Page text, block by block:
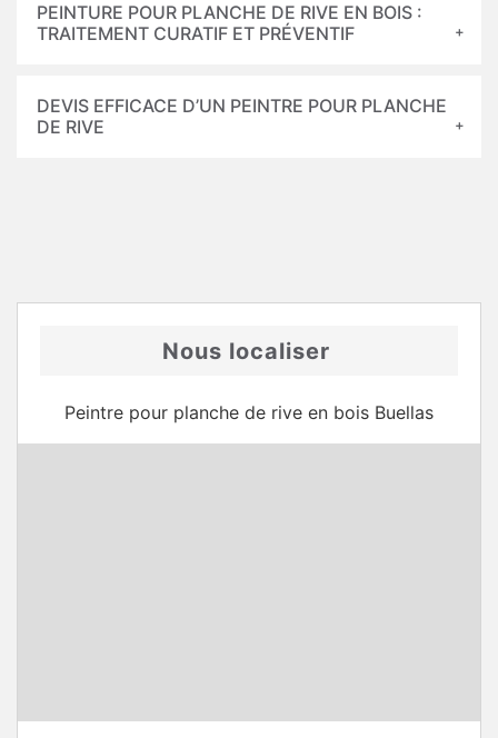
PEINTURE POUR PLANCHE DE RIVE EN BOIS :
TRAITEMENT CURATIF ET PRÉVENTIF
DEVIS EFFICACE D’UN PEINTRE POUR PLANCHE
DE RIVE
Nous localiser
Peintre pour planche de rive en bois Buellas